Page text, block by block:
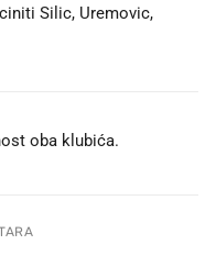
Silic, Uremovic,
oba klubića.